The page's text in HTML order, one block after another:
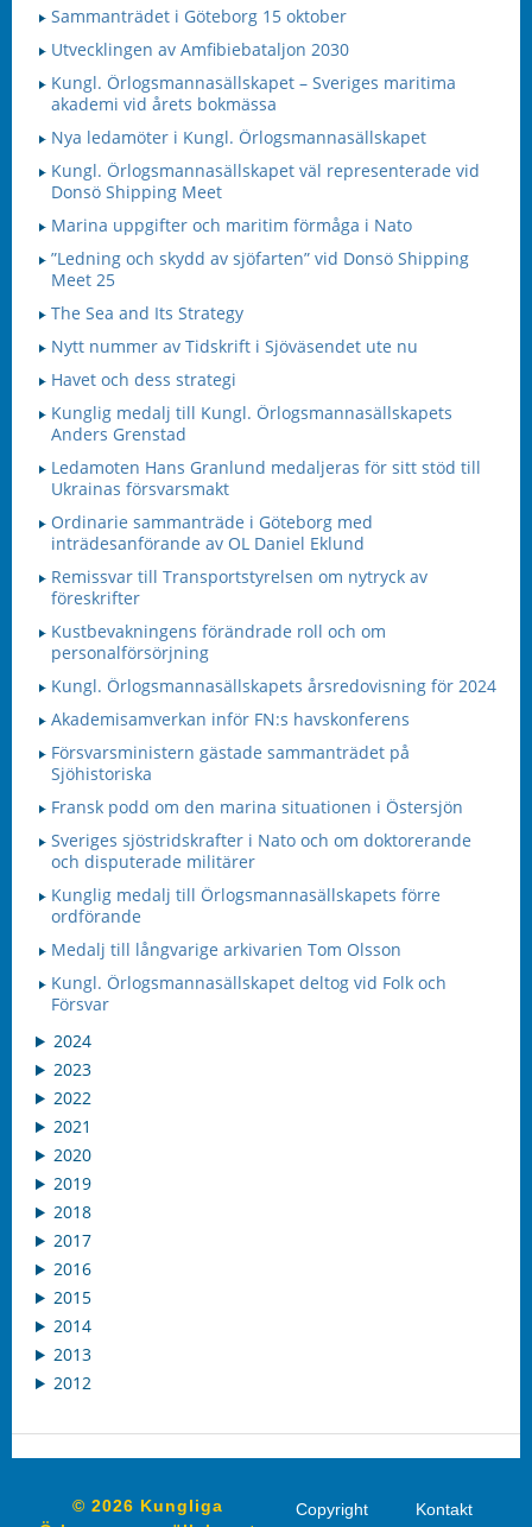
Sammanträdet i Göteborg 15 oktober
Utvecklingen av Amfibiebataljon 2030
Kungl. Örlogsmannasällskapet – Sveriges maritima
akademi vid årets bokmässa
Nya ledamöter i Kungl. Örlogsmannasällskapet
Kungl. Örlogsmannasällskapet väl representerade vid
Donsö Shipping Meet
Marina uppgifter och maritim förmåga i Nato
”Ledning och skydd av sjöfarten” vid Donsö Shipping
Meet 25
The Sea and Its Strategy
Nytt nummer av Tidskrift i Sjöväsendet ute nu
Havet och dess strategi
Kunglig medalj till Kungl. Örlogsmannasällskapets
Anders Grenstad
Ledamoten Hans Granlund medaljeras för sitt stöd till
Ukrainas försvarsmakt
Ordinarie sammanträde i Göteborg med
inträdesanförande av OL Daniel Eklund
Remissvar till Transportstyrelsen om nytryck av
föreskrifter
Kustbevakningens förändrade roll och om
personalförsörjning
Kungl. Örlogsmannasällskapets årsredovisning för 2024
Akademisamverkan inför FN:s havskonferens
Försvarsministern gästade sammanträdet på
Sjöhistoriska
Fransk podd om den marina situationen i Östersjön
Sveriges sjöstridskrafter i Nato och om doktorerande
och disputerade militärer
Kunglig medalj till Örlogsmannasällskapets förre
ordförande
Medalj till långvarige arkivarien Tom Olsson
Kungl. Örlogsmannasällskapet deltog vid Folk och
Försvar
2024
2023
2022
2021
2020
2019
2018
2017
2016
2015
2014
2013
2012
© 2026 Kungliga
Copyright Kontakt